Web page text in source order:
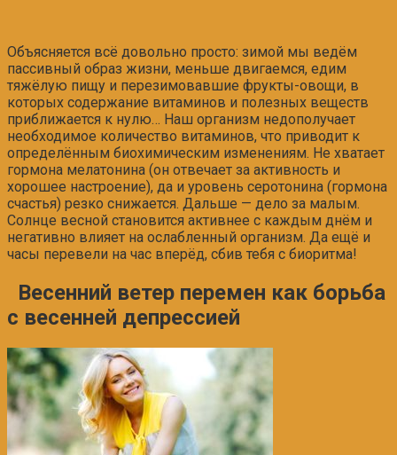
Объясняется всё довольно просто: зимой мы ведём
пассивный образ жизни, меньше двигаемся, едим
тяжёлую пищу и перезимовавшие фрукты-овощи, в
которых содержание витаминов и полезных веществ
приближается к нулю… Наш организм недополучает
необходимое количество витаминов, что приводит к
определённым биохимическим изменениям. Не хватает
гормона мелатонина (он отвечает за активность и
хорошее настроение), да и уровень серотонина (гормона
счастья) резко снижается. Дальше — дело за малым.
Солнце весной становится активнее с каждым днём и
негативно влияет на ослабленный организм. Да ещё и
часы перевели на час вперёд, сбив тебя с биоритма!
Весенний ветер перемен как борьба
с весенней депрессией